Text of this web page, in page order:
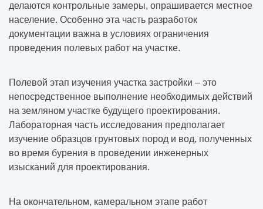
делаются контрольные замеры, опрашивается местное
население. Особенно эта часть разработок
документации важна в условиях ограничения
проведения полевых работ на участке.
Полевой этап изучения участка застройки – это
непосредственное выполнение необходимых действий
на земляном участке будущего проектирования.
Лабораторная часть исследования предполагает
изучение образцов грунтовых пород и вод, полученных
во время бурения в проведении инженерных
изысканий для проектирования.
На окончательном, камеральном этапе работ